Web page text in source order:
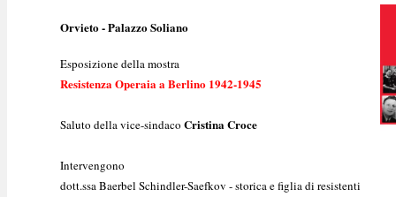
Orvieto - Palazzo Soliano
Esposizione della mostra
Resistenza Operaia a Berlino 1942-1945
Saluto della vice-sindaco Cristina Croce
Intervengono
dott.ssa Baerbel Schindler-Saefkov - storica e figlia di resistenti